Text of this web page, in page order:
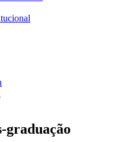
graduação